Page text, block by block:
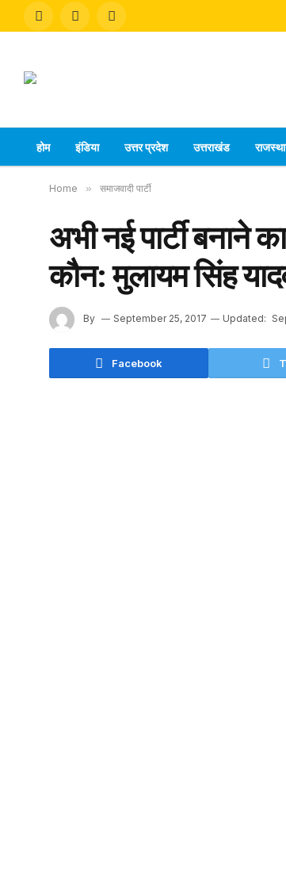
Facebook
X
Instagram
होम इंडिया उत्तर प्रदेश उत्तराखंड
Home » समाजवादी पार्टी
अभी नई पार्टी
कौन: मुलायम सिंह
By September 25, 2017 Updated:
Facebook